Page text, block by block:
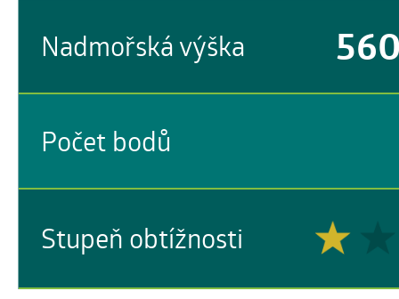
Nadmořská výška
Počet bodů
Stupeň obtížnosti